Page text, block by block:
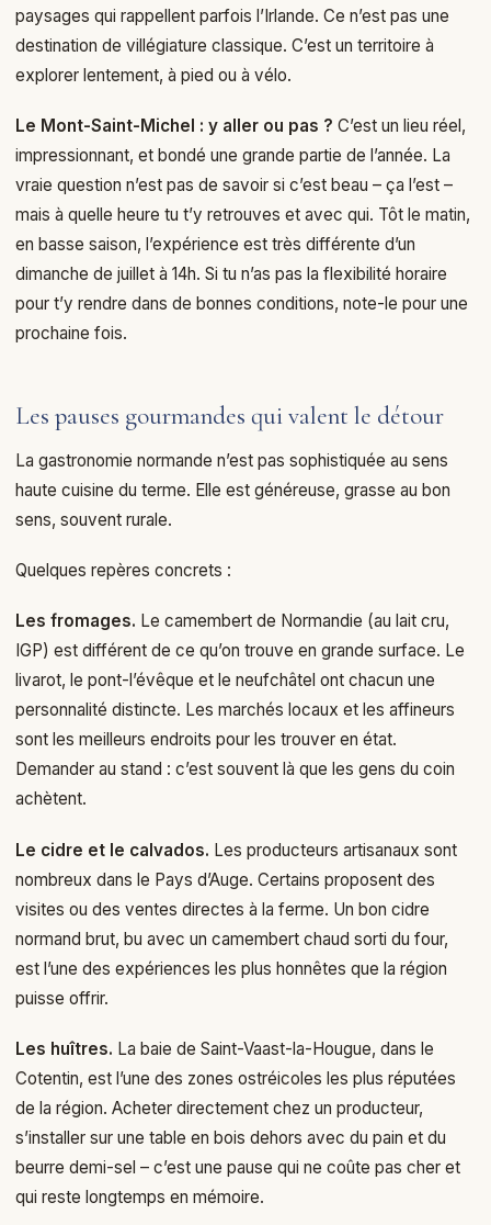
paysages qui rappellent parfois l’Irlande. Ce n’est pas une
destination de villégiature classique. C’est un territoire à
explorer lentement, à pied ou à vélo.
Le Mont-Saint-Michel : y aller ou pas ? C’est un lieu réel,
impressionnant, et bondé une grande partie de l’année. La
vraie question n’est pas de savoir si c’est beau – ça l’est –
mais à quelle heure tu t’y retrouves et avec qui. Tôt le matin,
en basse saison, l’expérience est très différente d’un
dimanche de juillet à 14h. Si tu n’as pas la flexibilité horaire
pour t’y rendre dans de bonnes conditions, note-le pour une
prochaine fois.
Les pauses gourmandes qui valent le détour
La gastronomie normande n’est pas sophistiquée au sens
haute cuisine du terme. Elle est généreuse, grasse au bon
sens, souvent rurale.
Quelques repères concrets :
Les fromages. Le camembert de Normandie (au lait cru,
IGP) est différent de ce qu’on trouve en grande surface. Le
livarot, le pont-l’évêque et le neufchâtel ont chacun une
personnalité distincte. Les marchés locaux et les affineurs
sont les meilleurs endroits pour les trouver en état.
Demander au stand : c’est souvent là que les gens du coin
achètent.
Le cidre et le calvados. Les producteurs artisanaux sont
nombreux dans le Pays d’Auge. Certains proposent des
visites ou des ventes directes à la ferme. Un bon cidre
normand brut, bu avec un camembert chaud sorti du four,
est l’une des expériences les plus honnêtes que la région
puisse offrir.
Les huîtres. La baie de Saint-Vaast-la-Hougue, dans le
Cotentin, est l’une des zones ostréicoles les plus réputées
de la région. Acheter directement chez un producteur,
s’installer sur une table en bois dehors avec du pain et du
beurre demi-sel – c’est une pause qui ne coûte pas cher et
qui reste longtemps en mémoire.